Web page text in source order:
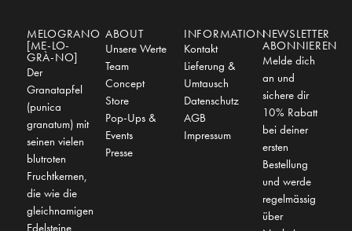
MELOGRANO
[ME-LO-
GRÀ-NO]
Der
Granatapfel
(punica
granatum) mit
seinen vielen
blutroten
Fruchtkernen,
die wie die
gleichnamigen
ABOUT
Unsere Werte
Team
Concept
Store
Pop-Ups &
Events
Presse
INFORMATION
Kontakt
Lieferung &
Umtausch
Datenschutz
AGB
Impressum
NEWSLETTER
ABONNIEREN
Melde dich
an und
sichere dir
10% Rabatt
bei deiner
ersten
Bestellung
und werde
regelmässig
über